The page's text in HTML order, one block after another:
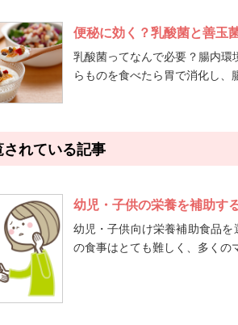
便秘に効く？乳酸菌と善玉
乳酸菌ってなんで必要？腸内
らものを食べたら胃で消化し
されている記事
幼児・子供の栄養を補助す
幼児・子供向け栄養補助食品
の食事はとても難しく、多く